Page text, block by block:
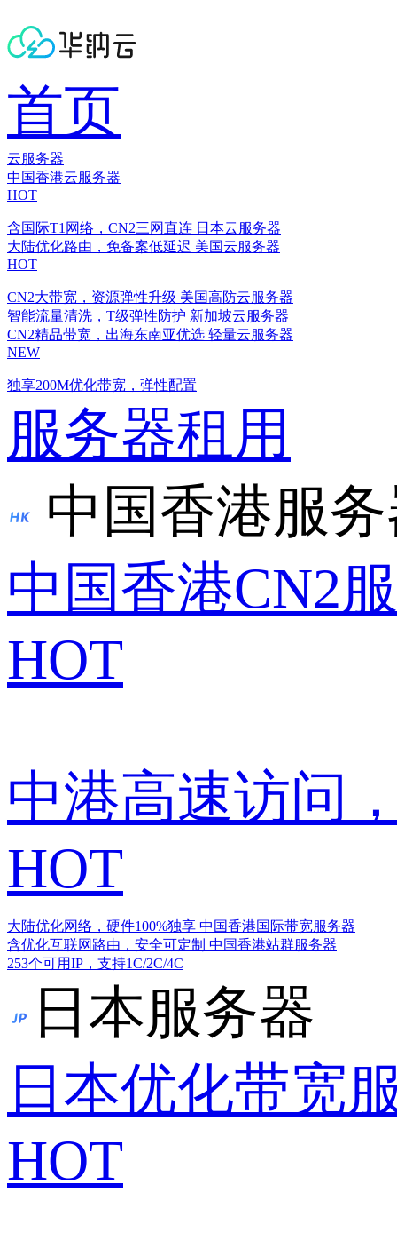
首页
云服务器
中国香港云服务器
HOT
含国际T1网络，CN2三网直连 日本云服务器
大陆优化路由，免备案低延迟 美国云服务器
HOT
CN2大带宽，资源弹性升级 美国高防云服务器
智能流量清洗，T级弹性防护 新加坡云服务器
CN2精品带宽，出海东南亚优选 轻量云服务器
NEW
独享200M优化带宽，弹性配置
服务器租用
中国香港服
中国香港CN2
HOT
中港高速访问
HOT
大陆优化网络，硬件100%独享 中国香港国际带宽服务器
含优化互联网路由，安全可定制 中国香港站群服务器
253个可用IP，支持1C/2C/4C
日本服务器
日本优化带宽
HOT